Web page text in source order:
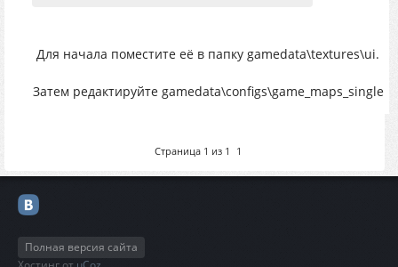
Для начала поместите её в папку gamedata\textures\ui.
Затем редактируйте gamedata\configs\game_maps_single
Страница 1 из 1 1
Полная версия сайта